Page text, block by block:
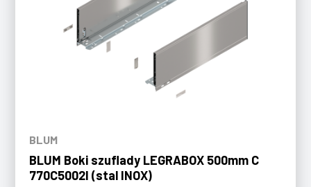
BLUM
BLUM Boki szuflady LEGRABOX 500mm C
770C5002I (stal INOX)